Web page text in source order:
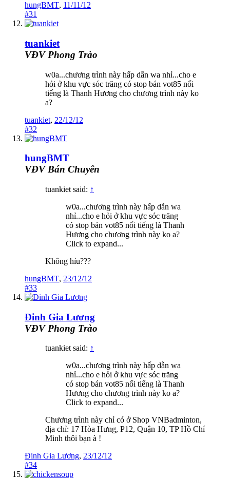
hungBMT, 11/11/12
#31
tuankiet
VĐV Phong Trào
w0a...chương trình này hấp dẫn wa nhỉ...cho e
hỏi ở khu vực sóc trăng có stop bán vot85 nổi
tiếng là Thanh Hương cho chương trình này ko
a?
tuankiet, 22/12/12
#32
hungBMT
VĐV Bán Chuyên
tuankiet said: ↑
w0a...chương trình này hấp dẫn wa
nhỉ...cho e hỏi ở khu vực sóc trăng
có stop bán vot85 nổi tiếng là Thanh
Hương cho chương trình này ko a?
Click to expand...
Không hỉu???
hungBMT, 23/12/12
#33
Đinh Gia Lương
VĐV Phong Trào
tuankiet said: ↑
w0a...chương trình này hấp dẫn wa
nhỉ...cho e hỏi ở khu vực sóc trăng
có stop bán vot85 nổi tiếng là Thanh
Hương cho chương trình này ko a?
Click to expand...
Chương trình này chỉ có ở Shop VNBadminton,
địa chỉ: 17 Hòa Hưng, P12, Quận 10, TP Hồ Chí
Minh thôi bạn à !
Đinh Gia Lương, 23/12/12
#34